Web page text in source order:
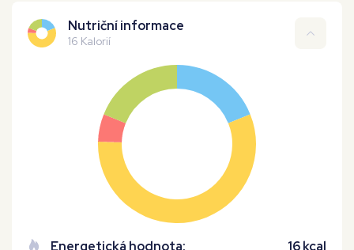
Nutriční informace
16 Kalorií
Energetická hodnota: 16 kcal